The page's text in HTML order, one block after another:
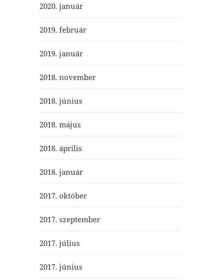
2020. január
2019. február
2019. január
2018. november
2018. június
2018. május
2018. április
2018. január
2017. október
2017. szeptember
2017. július
2017. június